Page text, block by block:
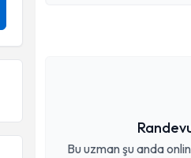
Bu uzman şu anda